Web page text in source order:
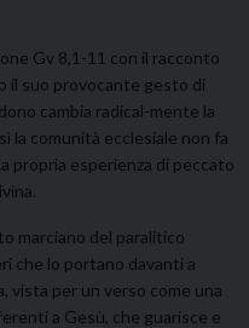
Gv 8,1-11 con il racconto
il suo provocante gesto di
cambia radical-mente la
la comunità ecclesiale non fa
propria esperienza di peccato
marciano del paralitico
che lo portano davanti a
vista per un verso come una
a Gesù, che guarisce e